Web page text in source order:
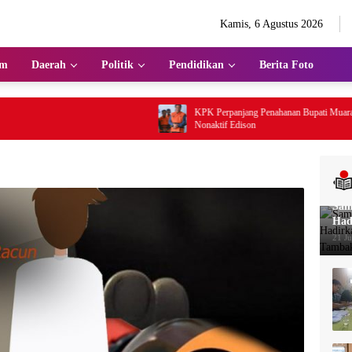
Kamis, 6 Agustus 2026
Daerah Politik Pendidikan Berita Foto
KPK Perpanjang Penahanan Bupati Muara Enim
Nonaktif Edison
21